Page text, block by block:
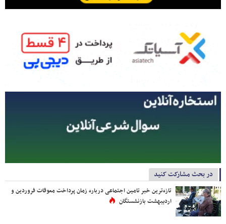
در بحث مشارکت کنید
تازه‌ترین خبر تامین اجتماعی درباره زمان پرداخت معوقات فروردین و
اردیبهشت بازنشستگان